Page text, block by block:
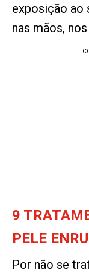
exposição ao
nas mãos,
9
PELE
Por não se